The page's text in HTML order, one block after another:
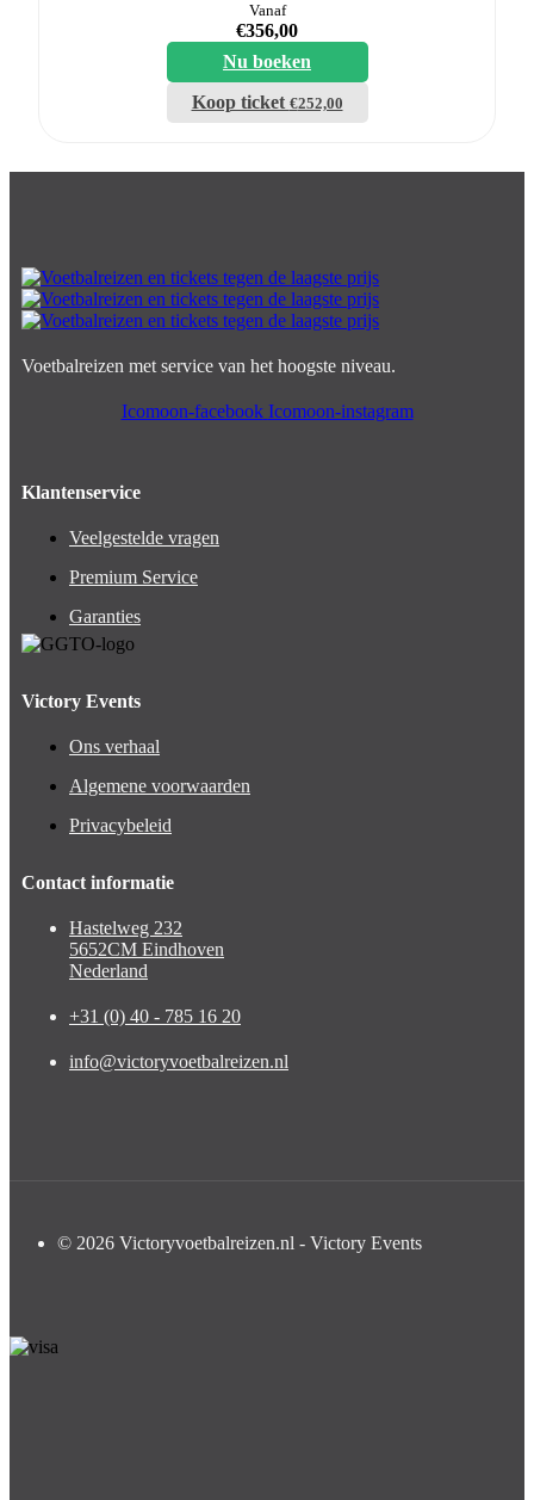
Vanaf
€356,00
Nu boeken
Koop ticket €252,00
Voetbalreizen met service van het hoogste niveau.
Icomoon-facebook Icomoon-instagram
Klantenservice
Veelgestelde vragen
Premium Service
Garanties
Victory Events
Ons verhaal
Algemene voorwaarden
Privacybeleid
Contact informatie
Hastelweg 232
5652CM Eindhoven
Nederland
+31 (0) 40 - 785 16 20
info@victoryvoetbalreizen.nl
© 2026 Victoryvoetbalreizen.nl - Victory Events